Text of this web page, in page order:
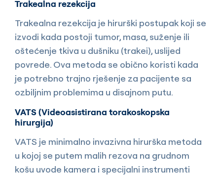
Trakealna rezekcija
Trakealna rezekcija je hirurški postupak koji se
izvodi kada postoji tumor, masa, suženje ili
oštećenje tkiva u dušniku (trakei), uslijed
povrede. Ova metoda se obično koristi kada
je potrebno trajno rješenje za pacijente sa
ozbiljnim problemima u disajnom putu.
VATS (Videoasistirana torakoskopska
hirurgija)
VATS je minimalno invazivna hirurška metoda
u kojoj se putem malih rezova na grudnom
košu uvode kamera i specijalni instrumenti